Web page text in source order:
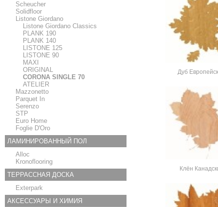
Scheucher
Solidfloor
Listone Giordano
Listone Giordano Classics
PLANK 190
PLANK 140
LISTONE 125
LISTONE 90
MAXI
ORIGINAL
CORONA SINGLE 70
ATELIER
Mazzonetto
Parquet In
Serenzo
STP
Euro Home
Foglie D'Oro
ЛАМИНИРОВАННЫЙ ПОЛ
Alloc
Kronoflooring
ТЕРРАССНАЯ ДОСКА
Exterpark
АКСЕССУАРЫ И ХИМИЯ
Дуб
Клён